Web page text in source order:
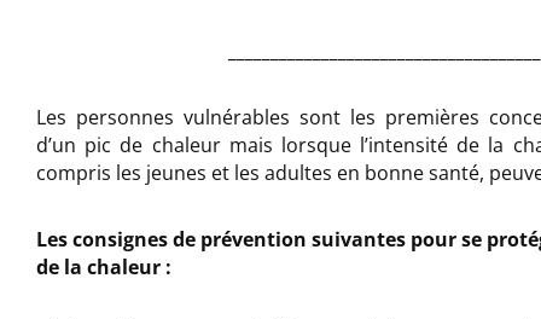
Les personnes vulnérables sont les premières
d’un pic de chaleur mais lorsque l’intensité de la
compris les jeunes et les adultes en bonne santé,
Les consignes de prévention suivantes pour se
de la chaleur :